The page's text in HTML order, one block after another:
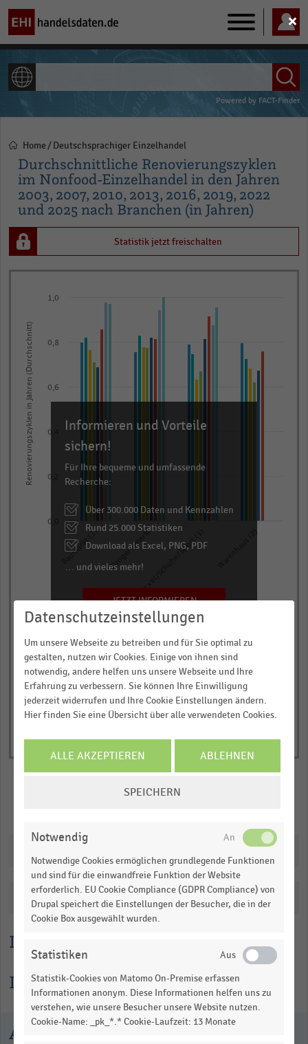
Main
navigation
Powered by FACT-Finder
Pfadnavigation
Home Deutschsprachiger Einzelhandel
Durchschnittliche Renovierungszyklen
im Nonfood-Einzelhandel in den Jahren
2003, 2007, 2010, 2013, 2016, 2019, 2022
und 2025 nach Branchen (in Jahren)
Lesehilfe
Informationen zur Statistik
Statistik jetzt freischalten
data
series.
The
chart
has
axis
displaying
categories.
has
axis
displaying
Renovierungszyklen
in
Jahren
(Durchschnitt).
Range:
table.
Renovierungszyklen in Jahren (Durchschnitt)
2003 2007 2010 2013
2019
2022 2025
Baumarkt (1) DrogeriemarktTextil/Schuhe/Sport (1)
0,0
0,2
0,4
0,6
0,8
1,0
© Handelsdaten 2026
End
of
interactive
Informieren und Vorteile
sichern!
Für Ihre bequeme und umfassende
Recherche:
Über 300.000 Daten und Kennzahlen
Rund 25.000 Statistiken
Download als Excel, PNG, PDF
… und vieles mehr!
JETZT INFORMIEREN
Katalogisierung
Ausgewählte Statistiken
Datenschutzeinstellungen
Um unsere Webseite zu betreiben und für Sie optimal zu
gestalten, nutzen wir Cookies. Einige von ihnen sind
notwendig, andere helfen uns unsere Webseite und Ihre
Erfahrung zu verbessern. Sie können Ihre Einwilligung
jederzeit widerrufen und Ihre Cookie Einstellungen ändern.
Hier finden Sie eine Übersicht über alle verwendeten Cookies.
ALLE AKZEPTIEREN ABLEHNEN
SPEICHERN
Notwendig
Notwendige Cookies ermöglichen grundlegende Funktionen
und sind für die einwandfreie Funktion der Website
erforderlich. EU Cookie Compliance (GDPR Compliance) von
Drupal speichert die Einstellungen der Besucher, die in der
Cookie Box ausgewählt wurden.
Statistiken
Statistik-Cookies von Matomo On-Premise erfassen
Informationen anonym. Diese Informationen helfen uns zu
verstehen, wie unsere Besucher unsere Website nutzen.
Cookie-Name: _pk_*.* Cookie-Laufzeit: 13 Monate